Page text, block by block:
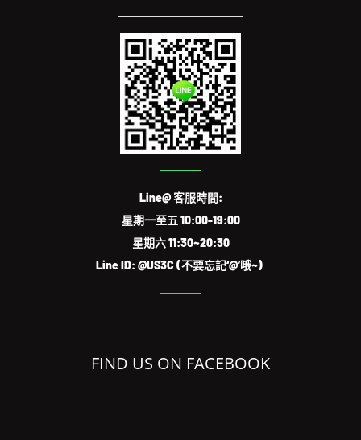
Line@ 客服時間:
星期一至五 10:00-19:00
星期六 11:30~20:30
Line ID: @US3C (不要忘記‘@’哦~)
FIND US ON FACEBOOK